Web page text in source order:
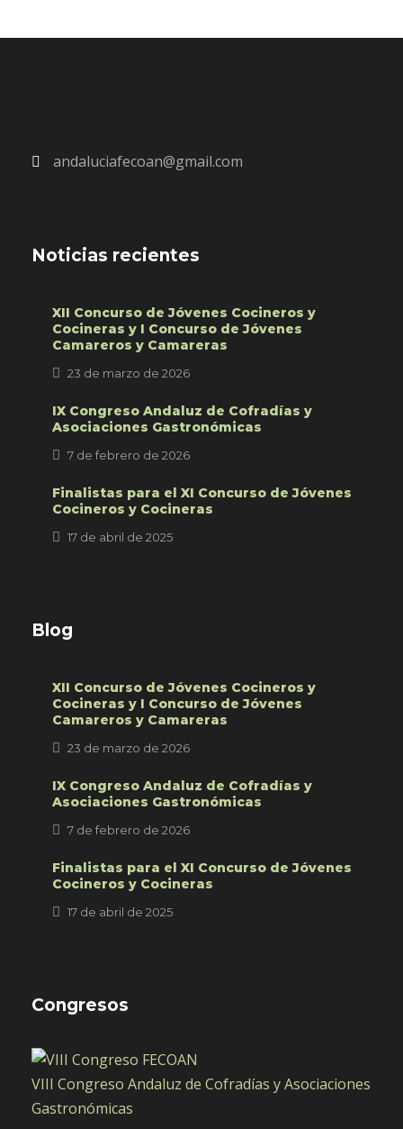
andaluciafecoan@gmail.com
Noticias recientes
XII Concurso de Jóvenes Cocineros y
Cocineras y I Concurso de Jóvenes
Camareros y Camareras
23 de marzo de 2026
IX Congreso Andaluz de Cofradías y
Asociaciones Gastronómicas
7 de febrero de 2026
Finalistas para el XI Concurso de Jóvenes
Cocineros y Cocineras
17 de abril de 2025
Blog
XII Concurso de Jóvenes Cocineros y
Cocineras y I Concurso de Jóvenes
Camareros y Camareras
23 de marzo de 2026
IX Congreso Andaluz de Cofradías y
Asociaciones Gastronómicas
7 de febrero de 2026
Finalistas para el XI Concurso de Jóvenes
Cocineros y Cocineras
17 de abril de 2025
Congresos
VIII Congreso Andaluz de Cofradías y Asociaciones
Gastronómicas